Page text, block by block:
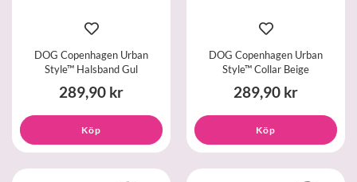
DOG Copenhagen Urban
Style™ Halsband Gul
289,90 kr
Köp
DOG Copenhagen Urban
Style™ Collar Beige
289,90 kr
Köp